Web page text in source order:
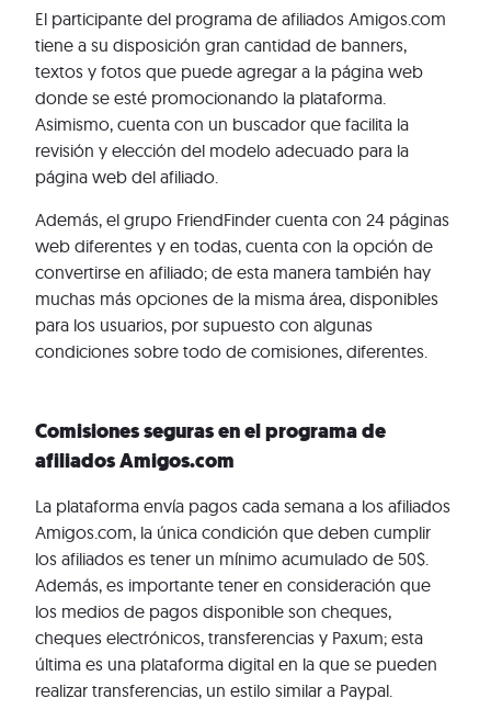
El participante del programa de afiliados Amigos.com
tiene a su disposición gran cantidad de banners,
textos y fotos que puede agregar a la página web
donde se esté promocionando la plataforma.
Asimismo, cuenta con un buscador que facilita la
revisión y elección del modelo adecuado para la
página web del afiliado.
Además, el grupo FriendFinder cuenta con 24 páginas
web diferentes y en todas, cuenta con la opción de
convertirse en afiliado; de esta manera también hay
muchas más opciones de la misma área, disponibles
para los usuarios, por supuesto con algunas
condiciones sobre todo de comisiones, diferentes.
Comisiones seguras en el programa de
afiliados Amigos.com
La plataforma envía pagos cada semana a los afiliados
Amigos.com, la única condición que deben cumplir
los afiliados es tener un mínimo acumulado de 50$.
Además, es importante tener en consideración que
los medios de pagos disponible son cheques,
cheques electrónicos, transferencias y Paxum; esta
última es una plataforma digital en la que se pueden
realizar transferencias, un estilo similar a Paypal.